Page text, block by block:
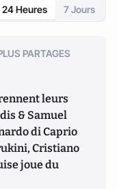
24 Heures 7 Jours
PARTAGES
leurs
& Samuel
di Caprio
Cristiano
joue du